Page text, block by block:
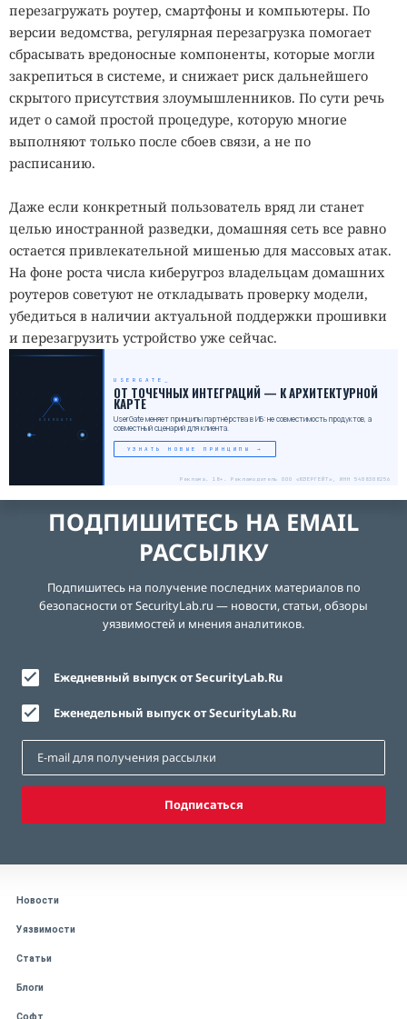
перезагружать роутер, смартфоны и компьютеры. По
версии ведомства, регулярная перезагрузка помогает
сбрасывать вредоносные компоненты, которые могли
закрепиться в системе, и снижает риск дальнейшего
скрытого присутствия злоумышленников. По сути речь
идет о самой простой процедуре, которую многие
выполняют только после сбоев связи, а не по
расписанию.
Даже если конкретный пользователь вряд ли станет
целью иностранной разведки, домашняя сеть все равно
остается привлекательной мишенью для массовых атак.
На фоне роста числа киберугроз владельцам домашних
роутеров советуют не откладывать проверку модели,
убедиться в наличии актуальной поддержки прошивки
и перезагрузить устройство уже сейчас.
USERGATE
USERGATE
ОТ ТОЧЕЧНЫХ ИНТЕГРАЦИЙ — К АРХИТЕКТУРНОЙ
КАРТЕ
UserGate меняет принципы партнёрства в ИБ: не совместимость продуктов, а
совместный сценарий для клиента.
УЗНАТЬ НОВЫЕ ПРИНЦИПЫ →
Реклама. 18+. Рекламодатель ООО «ЮЗЕРГЕЙТ», ИНН 5408308256
ПОДПИШИТЕСЬ НА EMAIL
РАССЫЛКУ
Подпишитесь на получение последних материалов по
безопасности от SecurityLab.ru — новости, статьи, обзоры
уязвимостей и мнения аналитиков.
Ежедневный выпуск от SecurityLab.Ru
Еженедельный выпуск от SecurityLab.Ru
Подписаться
Новости
Уязвимости
Статьи
Блоги